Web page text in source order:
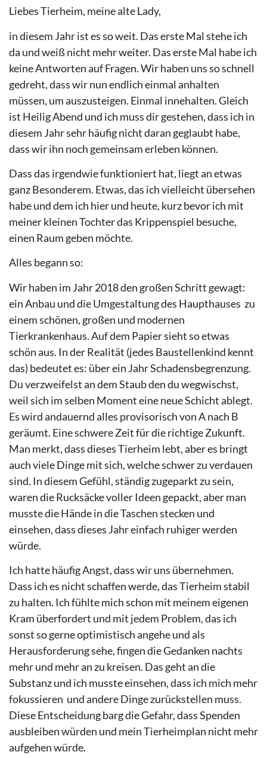
Liebes Tierheim, meine alte Lady,
in diesem Jahr ist es so weit. Das erste Mal stehe ich
da und weiß nicht mehr weiter. Das erste Mal habe ich
keine Antworten auf Fragen. Wir haben uns so schnell
gedreht, dass wir nun endlich einmal anhalten
müssen, um auszusteigen. Einmal innehalten. Gleich
ist Heilig Abend und ich muss dir gestehen, dass ich in
diesem Jahr sehr häufig nicht daran geglaubt habe,
dass wir ihn noch gemeinsam erleben können.
Dass das irgendwie funktioniert hat, liegt an etwas
ganz Besonderem. Etwas, das ich vielleicht übersehen
habe und dem ich hier und heute, kurz bevor ich mit
meiner kleinen Tochter das Krippenspiel besuche,
einen Raum geben möchte.
Alles begann so:
Wir haben im Jahr 2018 den großen Schritt gewagt:
ein Anbau und die Umgestaltung des Haupthauses zu
einem schönen, großen und modernen
Tierkrankenhaus. Auf dem Papier sieht so etwas
schön aus. In der Realität (jedes Baustellenkind kennt
das) bedeutet es: über ein Jahr Schadensbegrenzung.
Du verzweifelst an dem Staub den du wegwischst,
weil sich im selben Moment eine neue Schicht ablegt.
Es wird andauernd alles provisorisch von A nach B
geräumt. Eine schwere Zeit für die richtige Zukunft.
Man merkt, dass dieses Tierheim lebt, aber es bringt
auch viele Dinge mit sich, welche schwer zu verdauen
sind. In diesem Gefühl, ständig zugeparkt zu sein,
waren die Rucksäcke voller Ideen gepackt, aber man
musste die Hände in die Taschen stecken und
einsehen, dass dieses Jahr einfach ruhiger werden
würde.
Ich hatte häufig Angst, dass wir uns übernehmen.
Dass ich es nicht schaffen werde, das Tierheim stabil
zu halten. Ich fühlte mich schon mit meinem eigenen
Kram überfordert und mit jedem Problem, das ich
sonst so gerne optimistisch angehe und als
Herausforderung sehe, fingen die Gedanken nachts
mehr und mehr an zu kreisen. Das geht an die
Substanz und ich musste einsehen, dass ich mich mehr
fokussieren und andere Dinge zurückstellen muss.
Diese Entscheidung barg die Gefahr, dass Spenden
ausbleiben würden und mein Tierheimplan nicht mehr
aufgehen würde.